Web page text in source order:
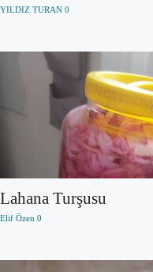
YILDIZ TURAN 0
Lahana Turşusu
Elif Özen 0